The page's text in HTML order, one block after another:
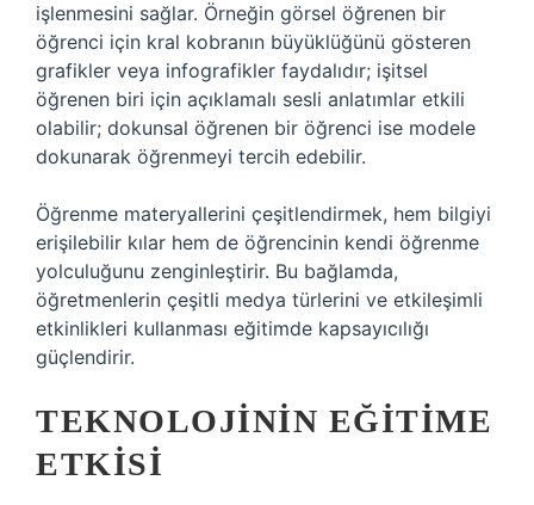
işlenmesini sağlar. Örneğin görsel öğrenen bir
öğrenci için kral kobranın büyüklüğünü gösteren
grafikler veya infografikler faydalıdır; işitsel
öğrenen biri için açıklamalı sesli anlatımlar etkili
olabilir; dokunsal öğrenen bir öğrenci ise modele
dokunarak öğrenmeyi tercih edebilir.
Öğrenme materyallerini çeşitlendirmek, hem bilgiyi
erişilebilir kılar hem de öğrencinin kendi öğrenme
yolculuğunu zenginleştirir. Bu bağlamda,
öğretmenlerin çeşitli medya türlerini ve etkileşimli
etkinlikleri kullanması eğitimde kapsayıcılığı
güçlendirir.
TEKNOLOJININ EĞITIME
ETKISI